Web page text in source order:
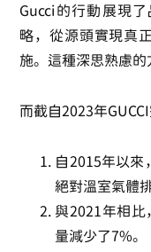
Gucci的行動展現
略，從源頭實現真
施。這種深思熟慮的
而截自2023年
自2015年以來
絕對溫室氣體
與2021年相比
量減少了7%。